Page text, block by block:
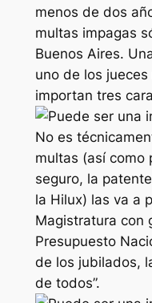
menos de dos
multas impagas
Buenos Aires.
uno de los
importan tres
No es
multas (así como
seguro, la
la Hilux) las va a
Magistratura con
Presupuesto
de los jubilados,
de todos”.